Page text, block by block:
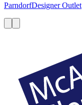
ParndorfDesigner Outlet